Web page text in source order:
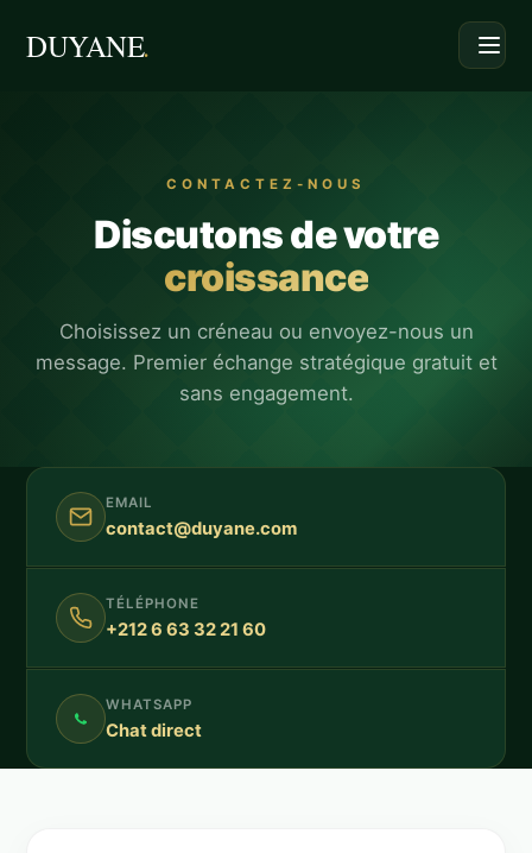
DUYANE.
CONTACTEZ-NOUS
Discutons de votre
croissance
Choisissez un créneau ou envoyez-nous un
message. Premier échange stratégique gratuit et
sans engagement.
EMAIL
contact@duyane.com
TÉLÉPHONE
+212 6 63 32 21 60
WHATSAPP
Chat direct